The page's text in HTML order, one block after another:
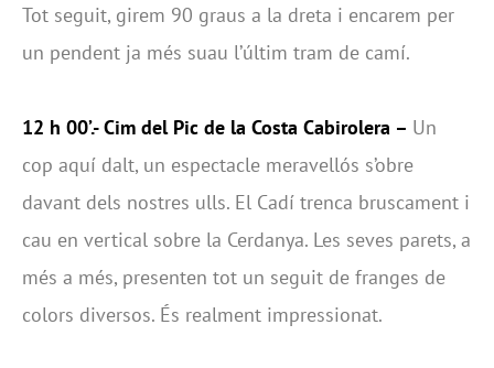
Tot seguit, girem 90 graus a la dreta i encarem per
un pendent ja més suau l’últim tram de camí.
12 h 00’.- Cim del Pic de la Costa Cabirolera – Un
cop aquí dalt, un espectacle meravellós s’obre
davant dels nostres ulls. El Cadí trenca bruscament i
cau en vertical sobre la Cerdanya. Les seves parets, a
més a més, presenten tot un seguit de franges de
colors diversos. És realment impressionat.